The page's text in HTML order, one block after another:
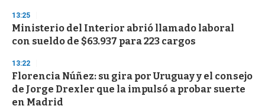
d
s
o
f
3
s
e
c
o
13:25
Ministerio del Interior abrió llamado laboral
con sueldo de $63.937 para 223 cargos
13:22
Florencia Núñez: su gira por Uruguay y el consejo
de Jorge Drexler que la impulsó a probar suerte
en Madrid